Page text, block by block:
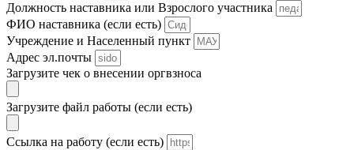
Должность наставника или Взрослого участника
ФИО наставника (если есть)
Учреждение и Населенный пункт
Адрес эл.почты
Загрузите чек о внесении оргвзноса
Загрузите файл работы (если есть)
Ссылка на работу (если есть)